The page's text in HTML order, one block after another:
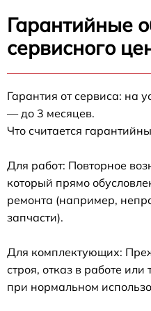
Гарантийные
сервисного
Гарантия от сервиса: на
— до 3 месяцев.
Что считается
Для работ: Повторное
который прямо
ремонта (например,
запчасти).
Для комплектующих:
строя, отказ в работе
при нормальном